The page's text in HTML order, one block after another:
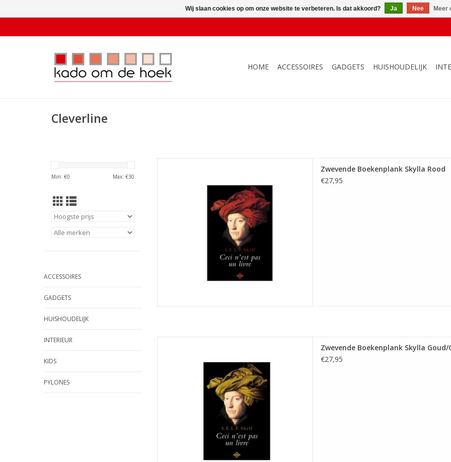
HOME ACCESSOIRES GADGETS HUISHOUDELIJK
Cleverline
Min: €0 Max: €30
ACCESSOIRES
GADGETS
HUISHOUDELIJK
INTERIEUR
KIDS
PYLONES
Zwevende Boekenplank Skylla Rood
€27,95
TOEVOEGEN AAN WINKELWAGEN
Zwevende Boekenplank Skylla Goud/
€27,95
Wij slaan cookies op om onze website te verbeteren. Is dat akkoord? Ja Nee Meer